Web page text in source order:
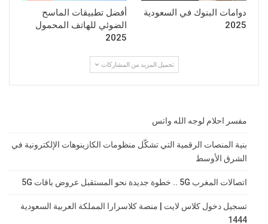
دوامات البنوك في السعودية
2025
أفضل تطبيقات الماسح
الضوئي للهاتف المحمول
2025
تحميل المزيد من المشاركات
مفسر احلام لوجه الله واتس
بنية المنصات الرقمية التي تشكّل منظومات الكازينوهات الإلكترونية في
الشرق الأوسط
اتصالات المغرب 5G .. خطوة جديدة نحو المستقبل عروض باقات 5G
تسجيل دخول كلاس لايت | منصة كلاسرارا المملكة العربية السعودية
1444